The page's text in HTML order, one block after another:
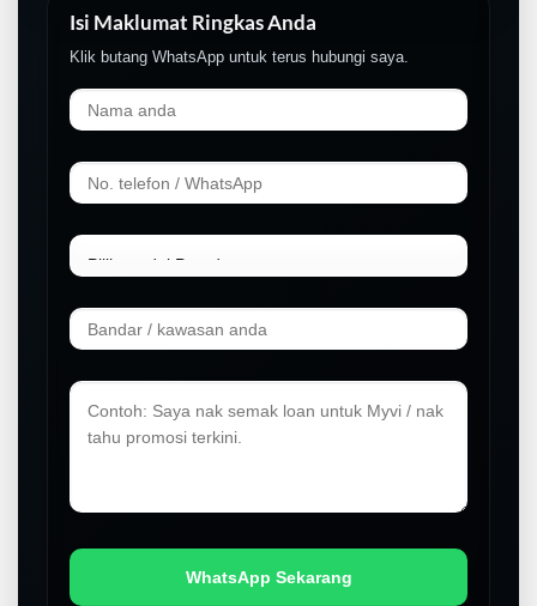
Isi Maklumat Ringkas Anda
Klik butang WhatsApp untuk terus hubungi saya.
WhatsApp Sekarang